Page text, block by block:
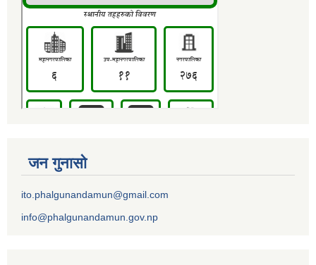
जन गुनासो
ito.phalgunandamun@gmail.com
info@phalgunandamun.gov.np